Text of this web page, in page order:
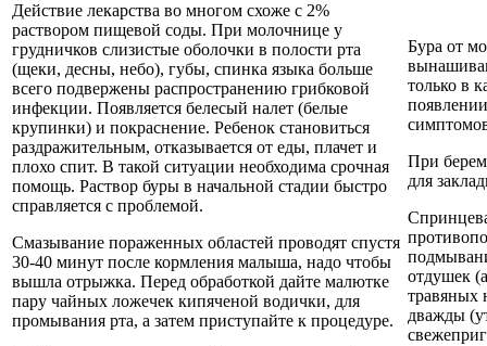
Действие лекарства во многом схоже с 2%
раствором пищевой соды. При молочнице у
грудничков слизистые оболочки в полости рта
(щеки, десны, небо), губы, спинка языка больше
всего подвержены распространению грибковой
инфекции. Появляется белесый налет (белые
крупинки) и покраснение. Ребенок становиться
раздражительным, отказывается от еды, плачет и
плохо спит. В такой ситуации необходима срочная
помощь. Раствор буры в начальной стадии быстро
справляется с проблемой.
Смазывание пораженных областей проводят спустя
30-40 минут после кормления малыша, надо чтобы
вышла отрыжка. Перед обработкой дайте малютке
пару чайных ложечек кипяченой водички, для
промывания рта, а затем приступайте к процедуре.
Бура от
только в
При
для
отдушек
травяных
дважды